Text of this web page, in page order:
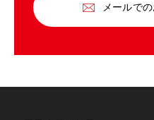
メールで